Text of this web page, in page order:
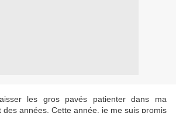
les gros pavés patienter dans ma
des années. Cette année, je me suis promis